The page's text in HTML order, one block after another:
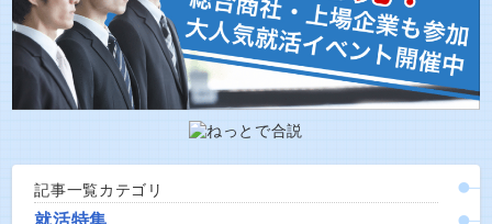
記事一覧カテゴリ